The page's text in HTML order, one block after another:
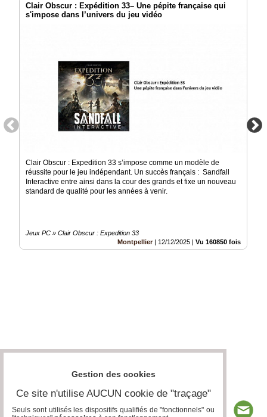
Clair Obscur : Expédition 33– Une pépite française qui
s'impose dans l’univers du jeu vidéo
Clair Obscur : Expedition 33 s’impose comme un modèle de
réussite pour le jeu indépendant. Un succès français : Sandfall
Interactive entre ainsi dans la cour des grands et fixe un nouveau
standard de qualité pour les années à venir.
Jeux PC » Clair Obscur : Expedition 33
Montpellier| 12/12/2025 Vu 160850 fois
Gestion des cookies
Ce site n'utilise AUCUN cookie de "traçage"
Seuls sont utilisés les dispositifs qualifiés de "fonctionnels" ou